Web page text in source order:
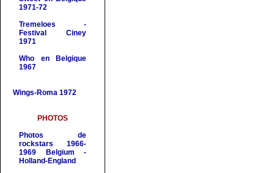
1971-72
Tremeloes -
Festival Ciney
1971
Who en Belgique
1967
Wings-Roma 1972
PHOTOS
Photos de
rockstars 1966-
1969 Belgium -
Holland-England